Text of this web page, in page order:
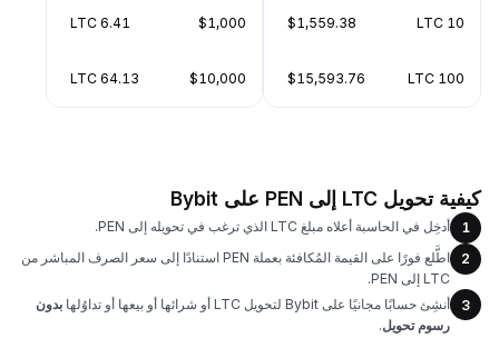
10 LTC
$1,559.38
100 LTC
$15,593.76
$1,000
6.41 LTC
$10,000
64.13 LTC
كيفية تحويل LTC إلى PEN على Bybit
1
أدخِل في الحاسبة أعلاه مبلغ LTC الذي ترغب في تحويله إلى PEN.
2
اطَّلع فورًا على القيمة المُكافئة بعملة PEN استنادًا إلى سعر الصرف المباشر من
LTC إلى PEN.
3
أنشِئ حسابًا مجانيًا على Bybit لتحويل LTC أو شرائها أو بيعها أو تداوُلها
بدون
رسوم تحويل.